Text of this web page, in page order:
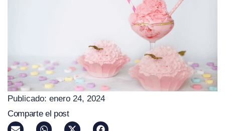
Publicado: enero 24, 2024
Comparte el post